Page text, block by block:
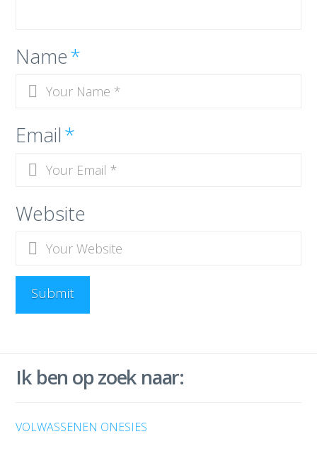
Name*
Email*
Website
Ik ben op zoek naar:
VOLWASSENEN ONESIES